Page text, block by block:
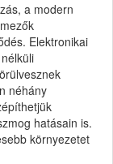
a modern
Elektronikai
néhány
hatásain is.
környezetet